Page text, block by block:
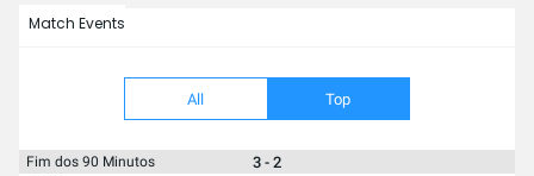
Match Events
All Top
Fim dos 90 Minutos 3 - 2